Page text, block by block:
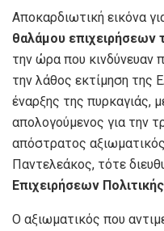
Αποκαρδιωτική εικόνα
θαλάμου επιχειρήσεων
την ώρα που κινδύνευαν
την λάθος εκτίμηση της
έναρξης της πυρκαγιάς,
απολογούμενος για την
απόστρατος
Παντελεάκος, τότε
Επιχειρήσεων
Ο αξιωματικός που